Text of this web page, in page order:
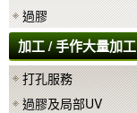
過膠
加工 / 手作大量加工
打孔服務
過膠及局部UV